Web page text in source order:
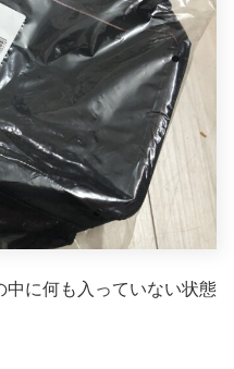
中に何も入っていない状態